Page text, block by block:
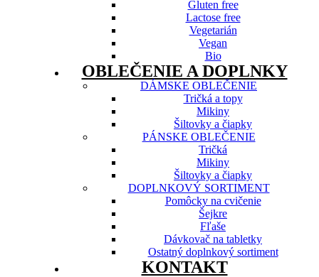
Gluten free
Lactose free
Vegetarián
Vegan
Bio
OBLEČENIE A DOPLNKY
DÁMSKE OBLEČENIE
Tričká a topy
Mikiny
Šiltovky a čiapky
PÁNSKE OBLEČENIE
Tričká
Mikiny
Šiltovky a čiapky
DOPLNKOVÝ SORTIMENT
Pomôcky na cvičenie
Šejkre
Fľaše
Dávkovač na tabletky
Ostatný doplnkový sortiment
KONTAKT